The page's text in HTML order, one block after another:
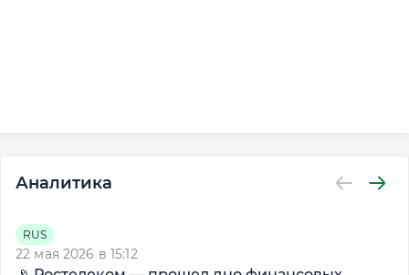
Аналитика
RUS
22 мая 2026 в 15:12